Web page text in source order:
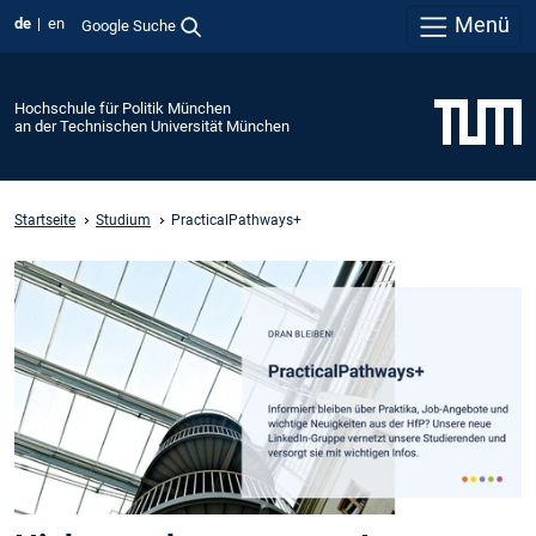
de en Google Suche Menü
Hochschule für Politik München
an der Technischen Universität München
Startseite Studium PracticalPathways+